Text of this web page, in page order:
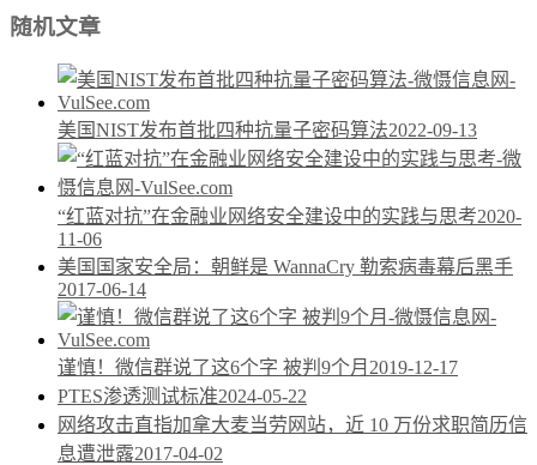
随机文章
美国NIST发布首批四种抗量子密码算法2022-09-13
“红蓝对抗”在金融业网络安全建设中的实践与思考2020-
11-06
美国国家安全局：朝鲜是 WannaCry 勒索病毒幕后黑手
2017-06-14
谨慎！微信群说了这6个字 被判9个月 2019-12-17
PTES渗透测试标准2024-05-22
网络攻击直指加拿大麦当劳网站，近 10 万份求职简历信
息遭泄露2017-04-02